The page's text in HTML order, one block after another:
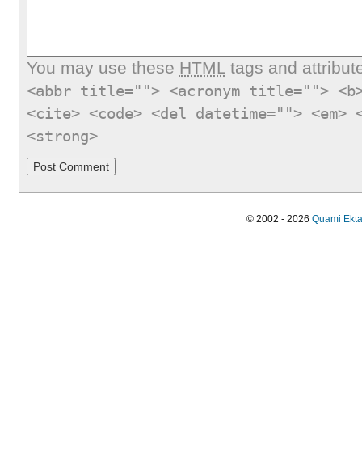
You may use these HTML tags and
<abbr title=""> <acronym title="">
<cite> <code> <del datetime="">
<strong>
© 2002 - 2026 Quami